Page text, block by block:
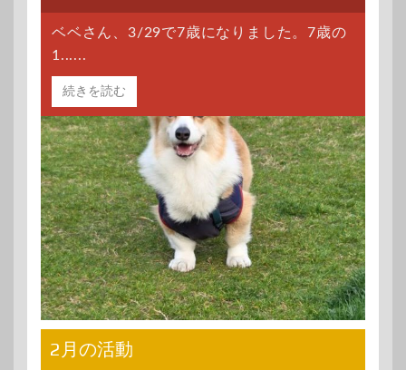
ベベさん、3/29で7歳になりました。7歳の
1......
続きを読む
2月の活動